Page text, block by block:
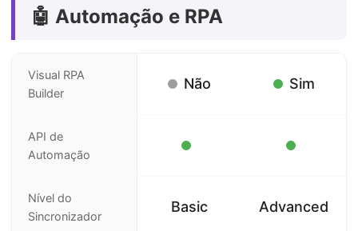
🤖 Automação e RPA
Visual RPA
Builder
Não Sim
API de
Automação
Nível do
Sincronizador
Basic Advanced